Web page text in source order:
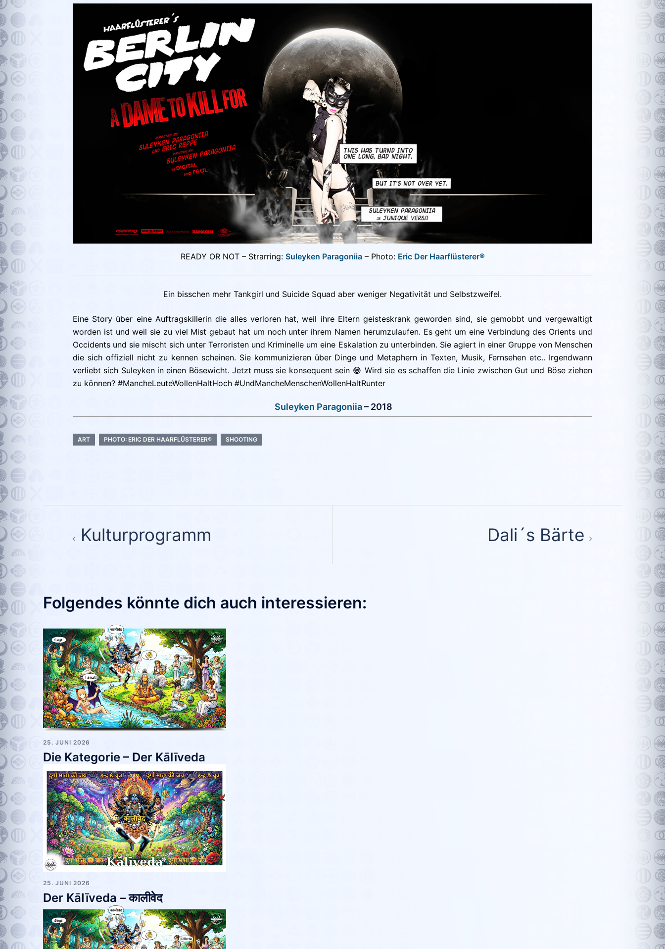
READY OR NOT – Strarring: Suleyken Paragoniia– Photo: Eric Der Haarflüsterer®
Ein bisschen mehr Tankgirl und Suicide Squad aber weniger Negativität und Selbstzweifel.
Eine Story über eine Auftragskillerin die alles verloren hat, weil ihre Eltern geisteskrank geworden sind, sie gemobbt und vergewaltigt
worden ist und weil sie zu viel Mist gebaut hat um noch unter ihrem Namen herumzulaufen. Es geht um eine Verbindung des Orients und
Occidents und sie mischt sich unter Terroristen und Kriminelle um eine Eskalation zu unterbinden. Sie agiert in einer Gruppe von Menschen
die sich offiziell nicht zu kennen scheinen. Sie kommunizieren über Dinge und Metaphern in Texten, Musik, Fernsehen etc.. Irgendwann
verliebt sich Suleyken in einen Bösewicht. Jetzt muss sie konsequent sein 😂 Wird sie es schaffen die Linie zwischen Gut und Böse ziehen
zu können? #MancheLeuteWollenHaltHoch #UndMancheMenschenWollenHaltRunter
Suleyken Paragoniia– 2018
ART PHOTO: ERIC DER HAARFLÜSTERER® SHOOTING
Kulturprogramm Dali´s Bärte
Folgendes könnte dich auch interessieren:
25. JUNI 2026
Die Kategorie – Der Kālīveda
25. JUNI 2026
Der KāIīveda – कालीवेद